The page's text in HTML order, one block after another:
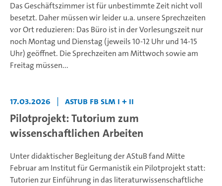
Das Geschäftszimmer ist für unbestimmte Zeit nicht voll
besetzt. Daher müssen wir leider u.a. unsere Sprechzeiten
vor Ort reduzieren: Das Büro ist in der Vorlesungszeit nur
noch Montag und Dienstag (jeweils 10-12 Uhr und 14-15
Uhr) geöffnet. Die Sprechzeiten am Mittwoch sowie am
Freitag müssen...
17.03.2026 | AStuB FB SLM I + II
Pilotprojekt: Tutorium zum
wissenschaftlichen Arbeiten
Unter didaktischer Begleitung der AStuB fand Mitte
Februar am Institut für Germanistik ein Pilotprojekt statt:
Tutorien zur Einführung in das literaturwissenschaftliche